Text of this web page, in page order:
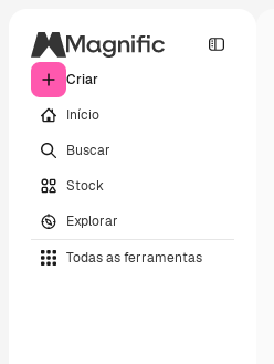
Criar
Início
Buscar
Stock
Explorar
Todas as ferramentas